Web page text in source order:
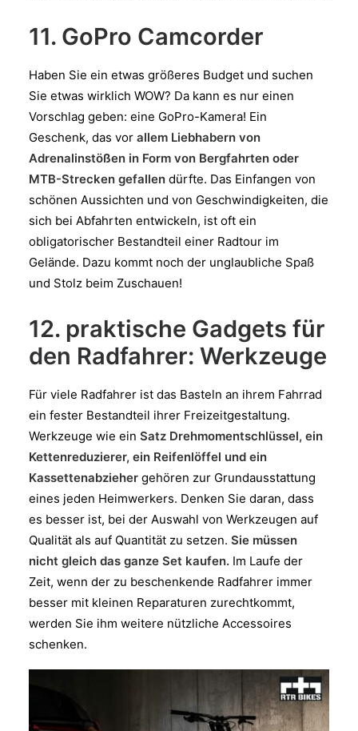
11. GoPro Camcorder
Haben Sie ein etwas größeres Budget und suchen
Sie etwas wirklich WOW? Da kann es nur einen
Vorschlag geben: eine GoPro-Kamera! Ein
Geschenk, das vor allem Liebhabern von
Adrenalinstößen in Form von Bergfahrten oder
MTB-Strecken gefallen dürfte. Das Einfangen von
schönen Aussichten und von Geschwindigkeiten, die
sich bei Abfahrten entwickeln, ist oft ein
obligatorischer Bestandteil einer Radtour im
Gelände. Dazu kommt noch der unglaubliche Spaß
und Stolz beim Zuschauen!
12. praktische Gadgets für
den Radfahrer: Werkzeuge
Für viele Radfahrer ist das Basteln an ihrem Fahrrad
ein fester Bestandteil ihrer Freizeitgestaltung.
Werkzeuge wie ein Satz Drehmomentschlüssel, ein
Kettenreduzierer, ein Reifenlöffel und ein
Kassettenabzieher gehören zur Grundausstattung
eines jeden Heimwerkers. Denken Sie daran, dass
es besser ist, bei der Auswahl von Werkzeugen auf
Qualität als auf Quantität zu setzen. Sie müssen
nicht gleich das ganze Set kaufen. Im Laufe der
Zeit, wenn der zu beschenkende Radfahrer immer
besser mit kleinen Reparaturen zurechtkommt,
werden Sie ihm weitere nützliche Accessoires
schenken.